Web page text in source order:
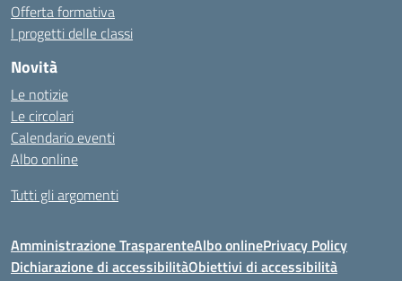
Offerta formativa
I progetti delle classi
Novità
Le notizie
Le circolari
Calendario eventi
Albo online
Tutti gli argomenti
Amministrazione TrasparenteAlbo onlinePrivacy Policy
Dichiarazione di accessibilitàObiettivi di accessibilità